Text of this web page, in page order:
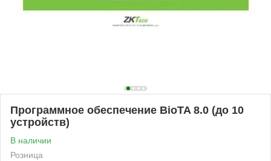
Программное обеспечение BioTA 8.0 (до 10
устройств)
В наличии
Розница